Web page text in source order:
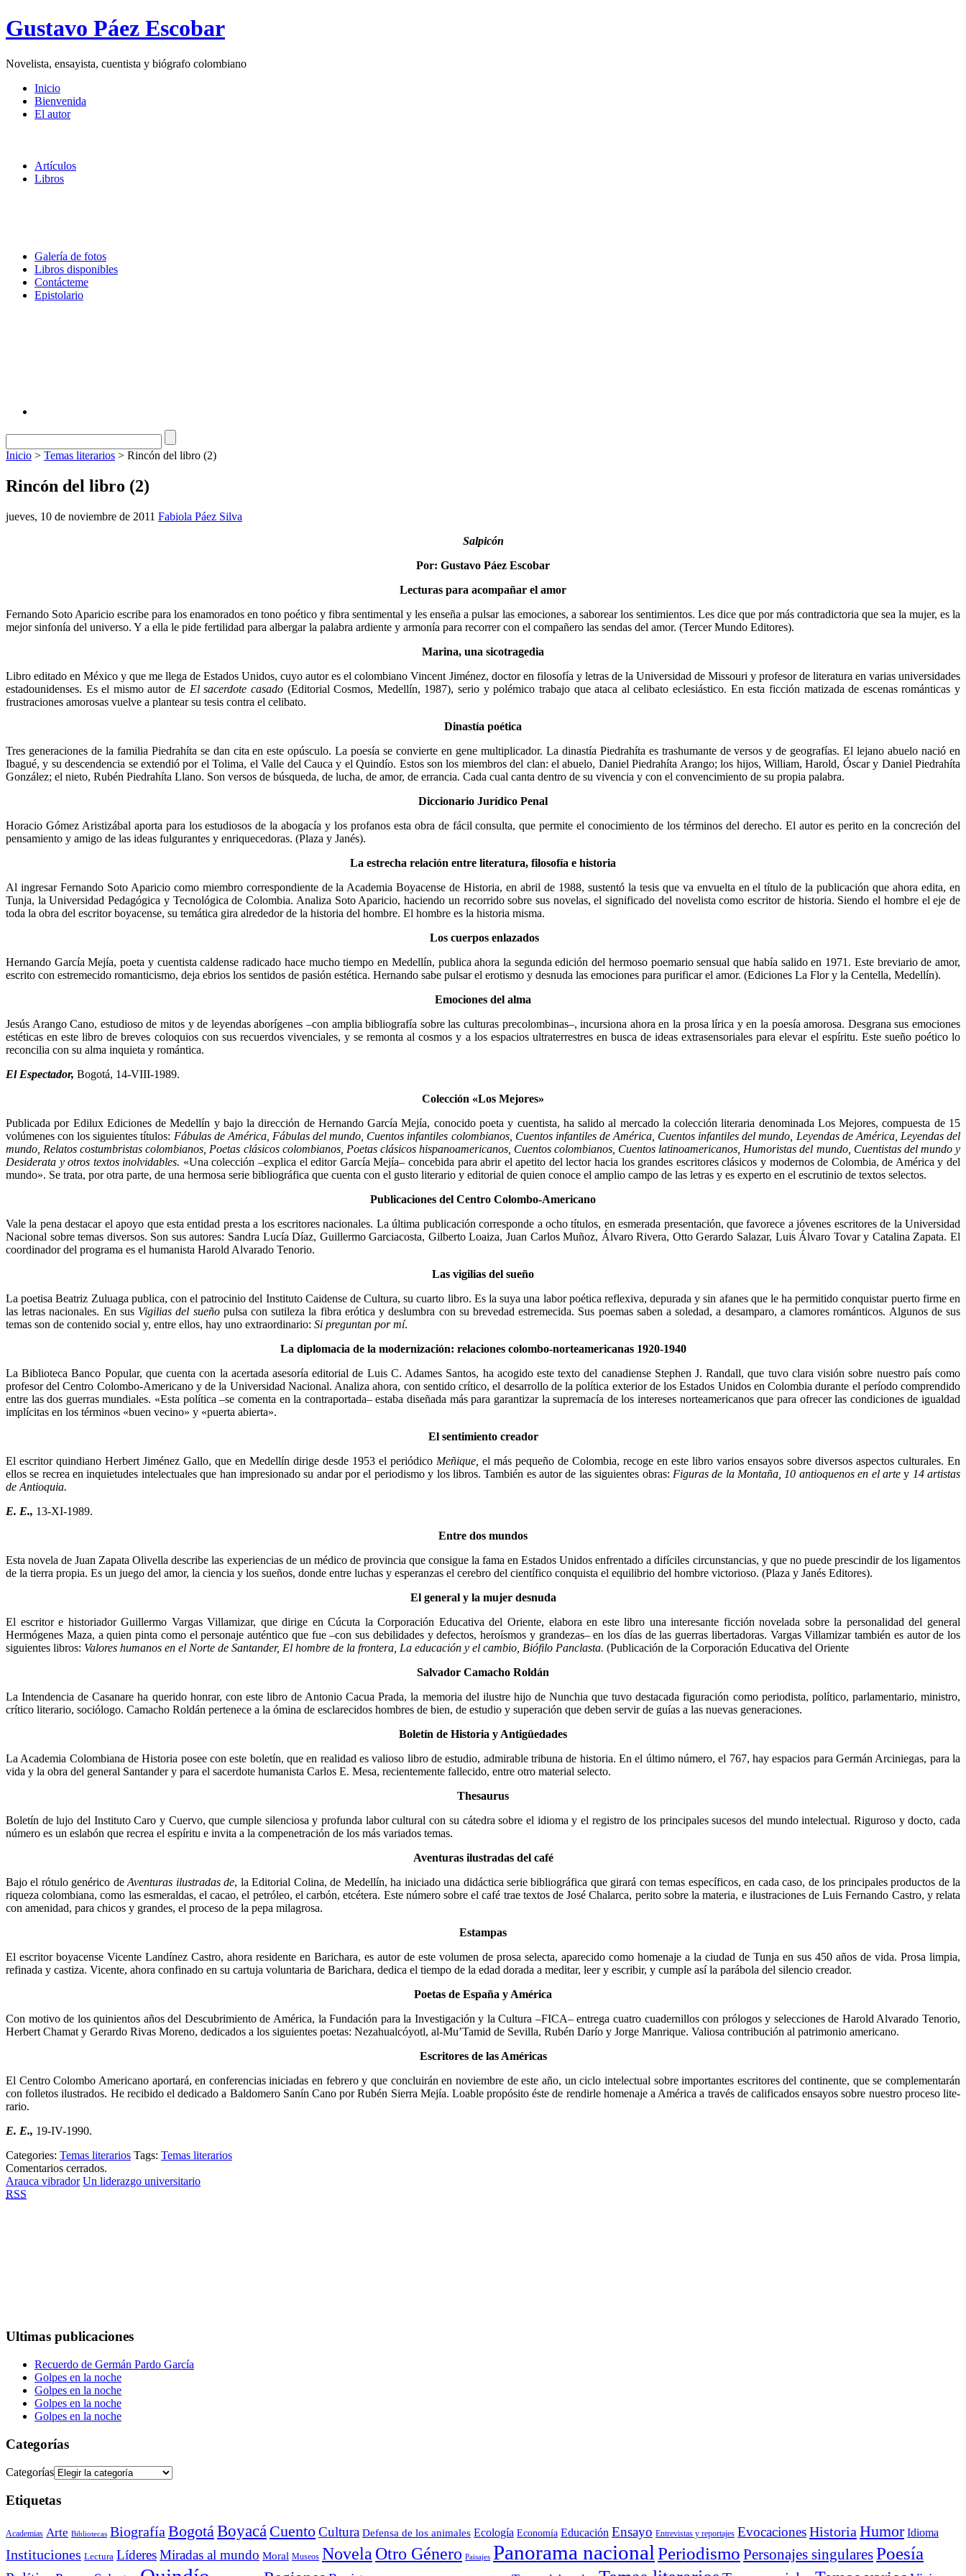
Gustavo Páez Escobar
Novelista, ensayista, cuentista y biógrafo colombiano
Inicio
Bienvenida
El autor
Artículos
Libros
Galería de fotos
Libros disponibles
Contácteme
Epistolario
Inicio > Temas literarios > Rincón del libro (2)
Rincón del libro (2)
jueves, 10 de noviembre de 2011 Fabiola Páez Silva
Salpicón
Por: Gustavo Páez Escobar
Lecturas para acompañar el amor
Fernando Soto Aparicio escribe para los enamorados en tono poético y fibra sentimental y les enseña a pul­sar las emociones, a saborear los sentimientos. Les di­ce que por más contradictoria que sea la mujer, es la
mejor sinfonía del universo. Y a ella le pide fertilidad para albergar la palabra ardiente y armonía para reco­rrer con el compañero las sendas del amor. (Tercer Mun­do Editores).
Marina, una sicotragedia
Libro editado en México y que me llega de Es­tados Unidos, cuyo autor es el colombiano Vincent Jimé­nez, doctor en filosofía y letras de la Universidad de Missouri y profesor de literatura en varias universida­des
estadounidenses. Es el mismo autor de El sacerdote casado(Editorial Cosmos, Medellín, 1987), serio y polémico trabajo que ataca al celibato eclesiástico. En esta ficción matizada de escenas románticas y
frustraciones amorosas vuelve a plantear su tesis contra el ce­libato.
Dinastía poética
Tres generaciones de la familia Piedrahíta se dan cita en este opúsculo. La poesía se convierte en gene multiplicador. La dinastía Piedrahíta es trashumante de versos y de geografías. El lejano abuelo nació en
Ibagué, y su descendencia se extendió por el Tolima, el Valle del Cauca y el Quindío. Estos son los miembros del clan: el abuelo, Daniel Piedrahíta Arango; los hijos, William, Harold, Óscar y Daniel Piedrahíta
González; el nieto, Ru­bén Piedrahíta Llano. Son versos de búsqueda, de lucha, de amor, de errancia. Cada cual canta dentro de su vi­vencia y con el convencimiento de su propia palabra.
Diccionario Jurídico Penal
Horacio Gómez Aristizábal aporta para los estudio­sos de la abogacía y los profanos esta obra de fácil con­sulta, que permite el conocimiento de los términos del derecho. El autor es perito en la concreción del
pensamiento y amigo de las ideas fulgu­rantes y enriquecedoras. (Plaza y Janés).
La estrecha relación entre literatura, filosofía e historia
Al ingresar Fernando Soto Aparicio como miembro co­rrespondiente de la Academia Boyacense de Historia, en abril de 1988, sustentó la tesis que va envuelta en el título de la publicación que ahora edita, en
Tunja, la Universidad Pedagógica y Tecnológica de Colombia. Anali­za Soto Aparicio, haciendo un recorrido sobre sus nove­las, el significado del novelista como escritor de his­toria. Siendo el hombre el eje de
toda la obra del es­critor boyacense, su temática gira alrededor de la his­toria del hombre. El hombre es la historia misma.
Los cuerpos enlazados
Hernando García Mejía, poeta y cuentista caldense radicado hace mucho tiempo en Medellín, publica ahora la segunda edición del hermoso poemario sensual que había salido en 1971. Este breviario de amor,
escrito con estremecido romanticismo, deja ebrios los sentidos de pasión estética. Hernando sabe pulsar el erotismo y desnuda las emociones para purificar el amor. (Ediciones La Flor y la Centella, Medellín).
Emociones del alma
Jesús Arango Cano, estudioso de mitos y de leyendas aborígenes –con amplia bibliografía sobre las cultu­ras precolombinas–, incursiona ahora en la prosa lírica y en la poesía amorosa. Desgrana sus emociones
estéticas en este libro de breves coloquios con sus recuerdos vivenciales, y se remonta al cosmos y a los espacios ultraterrestres en busca de ideas extrasensoriales para elevar el espíritu. Este sueño poético lo
reconcilia con su alma inquieta y romántica.
El Espectador, Bogotá, 14-VIII-1989.
Colección «Los Mejores»
Publicada por Edilux Ediciones de Medellín y bajo la dirección de Hernando García Mejía, conocido poeta y cuentista, ha salido al mercado la colección litera­ria denominada Los Mejores, compuesta de 15
volúme­nes con los siguientes títulos: Fábulas de América, Fábulas del mundo, Cuentos infantiles colombianos, Cuentos infantiles de América, Cuentos infantiles del mundo, Leyendas de América, Leyendas del
mundo, Rela­tos costumbristas colombianos, Poetas clásicos colom­bianos, Poetas clásicos hispanoamericanos, Cuentos co­lombianos, Cuentos latinoamericanos, Humoristas del mundo, Cuentistas del mundo y
Desiderata y otros tex­tos inolvidables. «Una colección –explica el editor García Mejía– concebida para abrir el apetito del lector hacia los grandes escritores clásicos y modernos de Colombia, de América y del
mundo». Se trata, por otra parte, de una hermosa serie bibliográfica que cuenta con el gusto literario y editorial de quien conoce el amplio campo de las letras y es experto en el escrutinio de textos selectos.
Publicaciones del Centro Colombo-Americano
Vale la pena destacar el apoyo que esta entidad presta a los escritores nacionales. La última publicación corresponde a ocho títulos, en esmerada presentación, que favorece a jóvenes escritores de la Uni­versidad
Nacional sobre temas diversos. Son sus autores: Sandra Lucía Díaz, Guillermo Garciacosta, Gilberto Loaiza, Juan Carlos Muñoz, Álvaro Rivera, Otto Gerardo Salazar, Luis Álvaro Tovar y Catalina Zapata. El
coordinador del programa es el humanista Harold Alvarado Tenorio.
Las vigilias del sueño
La poetisa Beatriz Zuluaga publica, con el patroci­nio del Instituto Caidense de Cultura, su cuarto libro. Es la suya una labor poética reflexiva, depurada y sin afanes que le ha permitido conquistar puerto firme en
las letras nacionales. En sus Vigilias del sueñopulsa con sutileza la fibra erótica y deslumbra con su brevedad estremecida. Sus poemas saben a soledad, a desam­paro, a clamores románticos. Algunos de sus
temas son de contenido social y, entre ellos, hay uno extraor­dinario: Si preguntan por mí.
La diplomacia de la modernización: relaciones colombo-norteamericanas 1920-1940
La Biblioteca Banco Popular, que cuenta con la acer­tada asesoría editorial de Luis C. Adames Santos, ha aco­gido este texto del canadiense Stephen J. Randall, que tuvo clara visión sobre nuestro país como
profesor del Centro Colombo-Americano y de la Universidad Nacio­nal. Analiza ahora, con sentido crítico, el desarrollo de la política exterior de los Estados Unidos en Colom­bia durante el período comprendido
entre las dos guerras mundiales. «Esta política –se comenta en la contrapor­tada– estaba diseñada más para garantizar la supremacía de los intereses norteamericanos que para ofrecer las condiciones de igualdad
implícitas en los términos «buen vecino» y «puerta abierta».
El sentimiento creador
El escritor quindiano Herbert Jiménez Gallo, que en Medellín dirige desde 1953 el periódico Meñique, el más pequeño de Colombia, recoge en este libro varios ensayos sobre diversos aspectos culturales. En
ellos se recrea en inquietudes intelectuales que han impresionado su andar por el periodismo y los libros. También es au­tor de las siguientes obras: Figuras de la Montaña, 10 antioquenos en el artey 14 artistas
de Antioquia.
E. E., 13-XI-1989.
Entre dos mundos
Esta novela de Juan Zapata Olivella describe las ex­periencias de un médico de provincia que consigue la fa­ma en Estados Unidos enfrentado a difíciles circunstan­cias, y que no puede prescindir de los ligamentos
de la tierra propia. Es un juego del amor, la ciencia y los sueños, donde entre luchas y esperanzas el cerebro del científico conquista el equilibrio del hombre victorio­so. (Plaza y Janés Editores).
El general y la mujer desnuda
El escritor e historiador Guillermo Vargas Villamizar, que dirige en Cúcuta la Corporación Educativa del Oriente, elabora en este libro una interesante ficción novelada sobre la personalidad del general
Hermógenes Maza, a quien pinta como el personaje auténtico que fue –con sus debilidades y defectos, heroísmos y gran­dezas– en los días de las guerras libertadoras. Vargas Villamizar también es autor de los
siguientes libros: Valores humanos en el Norte de Santander, El hombre de la frontera, La educación y el cambio, Biófilo Panclasta. (Publicación de la Corporación Educativa del Oriente
Salvador Camacho Roldán
La Intendencia de Casanare ha querido honrar, con este libro de Antonio Cacua Prada, la memoria del ilustre hijo de Nunchia que tuvo destacada figuración como periodista, político, parlamentario, ministro,
crítico literario, sociólogo. Camacho Roldán pertenece a la ómina de esclarecidos hombres de bien, de estudio y su­peración que deben servir de guías a las nuevas genera­ciones.
Boletín de Historia y Antigüedades
La Academia Colombiana de Historia posee con este boletín, que en realidad es valioso libro de estudio, admirable tribuna de historia. En el último número, el 767, hay espacios para Germán Arciniegas, para la
vida y la obra del general Santander y para el sacerdote humanista Carlos E. Mesa, recientemente falle­cido, entre otro material selecto.
Thesaurus
Boletín de lujo del Instituto Caro y Cuervo, que cumple silenciosa y profunda labor cultural con su cátedra sobre el idioma y el registro de los principales sucesos del mundo intelectual. Riguroso y docto, cada
número es un eslabón que recrea el espíritu e invita a la compenetración de los más variados temas.
Aventuras ilustradas del café
Bajo el rótulo genérico deAventuras ilustradas de, la Editorial Colina, de Medellín, ha iniciado una didáctica serie bibliográfica que girará con temas es­pecíficos, en cada caso, de los principales productos de la
riqueza colombiana, como las esmeraldas, el cacao, el petróleo, el carbón, etcétera. Este número sobre el café trae textos de José Chalarca, perito sobre la ma­teria, e ilustraciones de Luis Fernando Castro, y relata
con amenidad, para chicos y grandes, el proceso de la pe­pa milagrosa.
Estampas
El escritor boyacense Vicente Landínez Castro, ahora residente en Barichara, es autor de este volumen de prosa selecta, aparecido como homenaje a la ciudad de Tunja en sus 450 años de vida. Prosa limpia,
refinada y castiza. Vicente, ahora confinado en su cartuja voluntaria de Ba­richara, dedica el tiempo de la edad dorada a meditar, leer y escribir, y cumple así la parábola del silencio creador.
Poetas de España y América
Con motivo de los quinientos años del Descubrimiento de América, la Fundación para la Investigación y la Cul­tura –FICA– entrega cuatro cuadernillos con prólogos y selecciones de Harold Alvarado Tenorio,
Herbert Chamat y Gerardo Rivas Moreno, dedicados a los siguientes poetas: Nezahualcóyotl, al-Mu’Tamid de Sevilla, Rubén Darío y Jorge Manrique. Valiosa contribución al patrimonio americano.
Escritores de las Américas
El Centro Colombo Americano aportará, en conferencias iniciadas en febrero y que concluirán en noviembre de este año, un ciclo intelectual sobre importantes escritores del continente, que se complementarán
con folletos ilustrados. He recibido el dedicado a Baldomero Sanín Cano por Rubén Sierra Mejía. Loable propósito éste de rendirle homenaje a América a través de calificados ensayos sobre nuestro proceso lite­
rario.
E. E., 19-IV-1990.
Categories: Temas literarios Tags: Temas literarios
Comentarios cerrados.
Arauca vibrador Un liderazgo universitario
RSS
Ultimas publicaciones
Recuerdo de Germán Pardo García
Golpes en la noche
Golpes en la noche
Golpes en la noche
Golpes en la noche
Categorías
Categorías
Etiquetas
Academias Arte Bibliotecas Biografía BogotáBoyacá CuentoCultura Defensa de los animales Ecología Economía Educación Ensayo Entrevistas y reportajes EvocacionesHistoria Humor Idioma
Instituciones Lectura LíderesMiradas al mundo Moral Museos Novela Otro Género Paisajes Panorama nacional Periodismo Personajes singularesPoesía